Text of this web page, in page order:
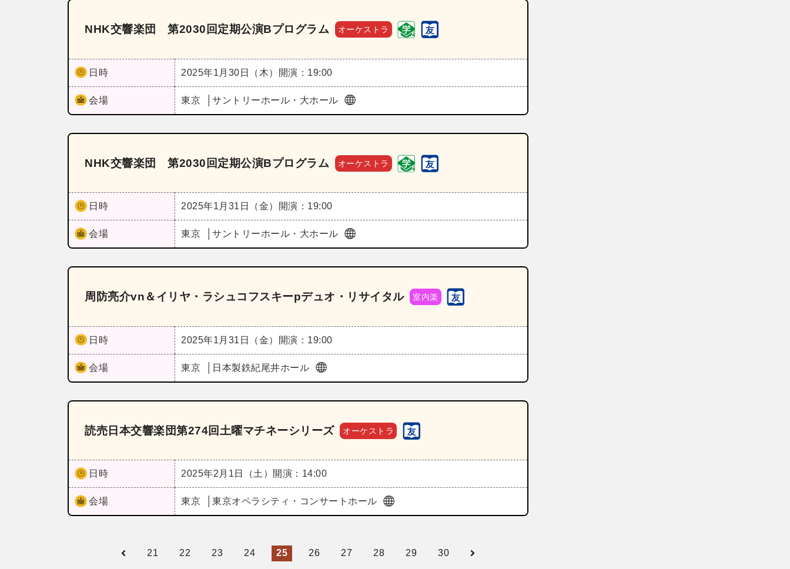
NHK交響楽団 第2030回定期公演Bプログラム オーケストラ
日時 2025年1月30日（木） 開演：19:00
会場 東京 サントリーホール・大ホール
NHK交響楽団 第2030回定期公演Bプログラム オーケストラ
日時 2025年1月31日（金） 開演：19:00
会場 東京 サントリーホール・大ホール
周防亮介vn＆イリヤ・ラシュコフスキーpデュオ・リサイタル 室内楽
日時 2025年1月31日（金） 開演：19:00
会場 東京 日本製鉄紀尾井ホール
読売日本交響楽団第274回土曜マチネーシリーズ オーケストラ
日時 2025年2月1日（土） 開演：14:00
会場 東京 東京オペラシティ・コンサートホール
21 22 23 24 25 26 27 28 29 30